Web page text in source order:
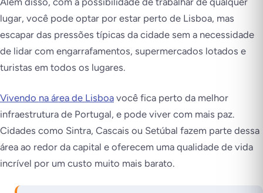
lugar, você pode optar por estar perto de Lisboa, mas
escapar das pressões típicas da cidade sem a necessidade
de lidar com engarrafamentos, supermercados lotados e
turistas em todos os lugares.
Vivendo na área de Lisboa você fica perto da melhor
infraestrutura de Portugal, e pode viver com mais paz.
Cidades como Sintra, Cascais ou Setúbal fazem parte dessa
área ao redor da capital e oferecem uma qualidade de vida
incrível por um custo muito mais barato.